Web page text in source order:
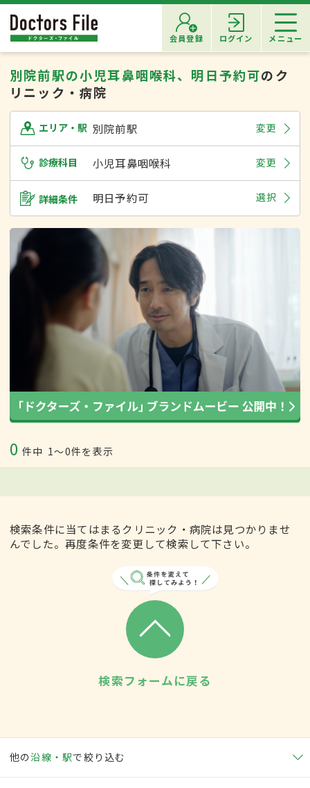
会員登録 ログイン メニュー
別院前駅の小児耳鼻咽喉科、明日予約可のク
リニック・病院
エリア・駅 別院前駅 変更
診療科目 小児耳鼻咽喉科 変更
詳細条件 明日予約可 選択
0 件中 1〜0件を表示
検索条件に当てはまるクリニック・病院は見つかりませ
んでした。再度条件を変更して検索して下さい。
検索フォームに戻る
他の沿線・駅で絞り込む